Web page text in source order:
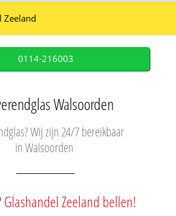
Zeeland
0114-216003
Walsoorden
Wij zijn 24/7 bereikbaar
in Walsoorden
Glashandel Zeeland bellen!